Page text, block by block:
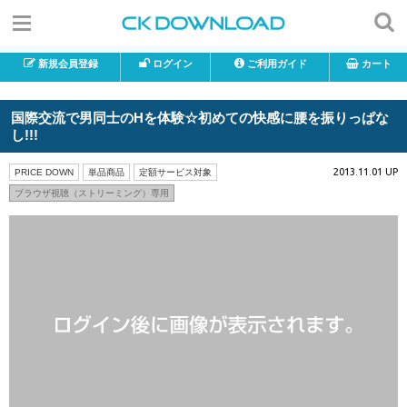
新規会員登録 ログイン ご利用ガイド カート
国際交流で男同士のHを体験☆初めての快感に腰を振りっぱな
し!!!
PRICE DOWN 単品商品 定額サービス対象
ブラウザ視聴（ストリーミング）専用
2013.11.01 UP